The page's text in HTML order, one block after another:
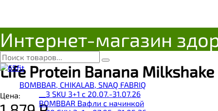
Интернет-магазин
BOMBBAR, CHIKALAB, SNAQ FABRIQ
__3 SKU 3+1 с 20.07.-31.07.26
BOMBBAR Вафли с начинкой
Life Protein Banana Milkshake
Цена: